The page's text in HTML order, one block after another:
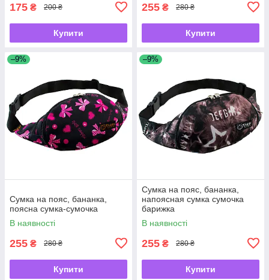
175 ₴ 200 ₴
Купити
255 ₴ 280 ₴
Купити
–9%
Сумка на пояс, бананка,
поясна сумка-сумочка
В наявності
255 ₴ 280 ₴
Купити
–9%
Сумка на пояс, бананка,
напоясная сумка сумочка
барижка
В наявності
255 ₴ 280 ₴
Купити